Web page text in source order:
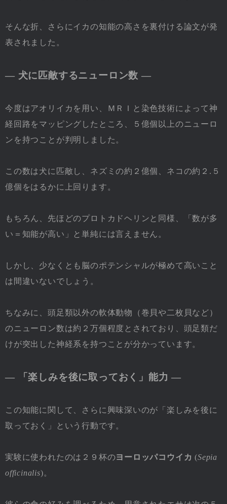
そんな折、さらにイカの知能の高さを裏付ける論文が発
表されました。
― 犬に匹敵するニューロン数 ―
今度はアオリイカを用い、ＭＲＩと染色技術によって神
経回路をマッピングしたところ、５億個以上のニューロ
ンを持つことが判明しました。
この数は犬に匹敵し、ネズミの約２億個、ネコの約２.５
億個をはるかに上回ります。
もちろん、先ほどのプロトカドヘリンと同様、「数が多
い＝知能が高い」と単純には言えません。
しかし、少なくとも脳のポテンシャルが極めて高いこと
は間違いないでしょう。
ちなみに、頭足類以外の軟体動物（巻貝や二枚貝など）
のニューロン数は約２万個程度とされており、頭足類だ
けが突出した神経系を持つことが分かっています。
― 「楽しみを後に取っておく」能力 ―
この知能に関して、さらに興味深いのが「楽しみを後に
取っておく」という行動です。
実験に使われたのは２９杯のヨーロッパコウイカ (Sepia
officinalis)。